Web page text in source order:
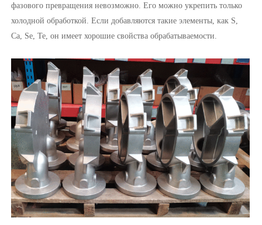
фазового превращения невозможно. Его можно укрепить только
холодной обработкой. Если добавляются такие элементы, как S,
Ca, Se, Te, он имеет хорошие свойства обрабатываемости.